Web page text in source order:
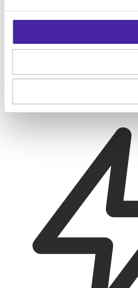
Sosiaalistaminen
Säännöllinen altistaminen uusille